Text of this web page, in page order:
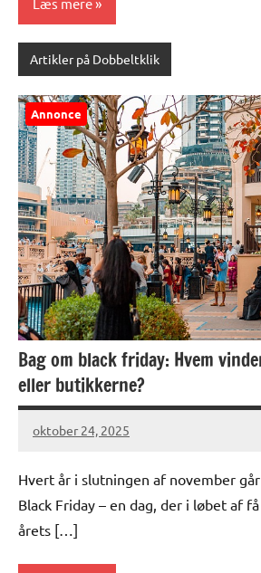
Læs mere
Artikler på Dobbeltklik
Annonce
Bag om black friday: Hvem
eller butikkerne?
oktober 24, 2025
Hvert år i slutningen af november
Black Friday – en dag, der i løbet af
årets […]